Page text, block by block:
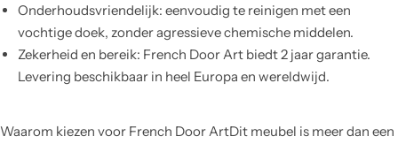
Onderhoudsvriendelijk: eenvoudig te reinigen met een
vochtige doek, zonder agressieve chemische middelen.
Zekerheid en bereik: French Door Art biedt 2 jaar garantie.
Levering beschikbaar in heel Europa en wereldwijd.
Waarom kiezen voor French Door ArtDit meubel is meer dan een